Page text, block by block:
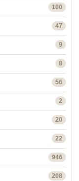
100
47
9
8
56
2
20
22
946
208